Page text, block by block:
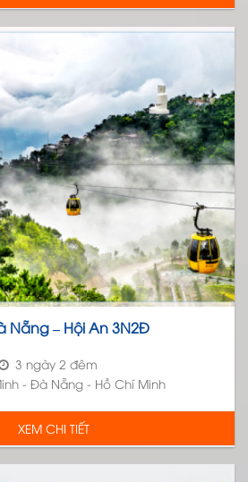
Nẵng – Hội An 3N2Đ
3 ngày 2 đêm
- Đà Nẵng - Hồ Chí Minh
XEM CHI TIẾT